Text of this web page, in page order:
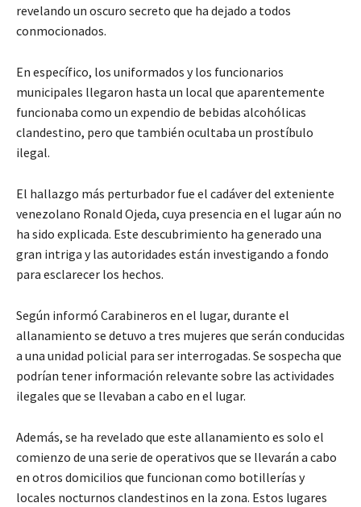
revelando un oscuro secreto que ha dejado a todos
conmocionados.
En específico, los uniformados y los funcionarios
municipales llegaron hasta un local que aparentemente
funcionaba como un expendio de bebidas alcohólicas
clandestino, pero que también ocultaba un prostíbulo
ilegal.
El hallazgo más perturbador fue el cadáver del exteniente
venezolano Ronald Ojeda, cuya presencia en el lugar aún no
ha sido explicada. Este descubrimiento ha generado una
gran intriga y las autoridades están investigando a fondo
para esclarecer los hechos.
Según informó Carabineros en el lugar, durante el
allanamiento se detuvo a tres mujeres que serán conducidas
a una unidad policial para ser interrogadas. Se sospecha que
podrían tener información relevante sobre las actividades
ilegales que se llevaban a cabo en el lugar.
Además, se ha revelado que este allanamiento es solo el
comienzo de una serie de operativos que se llevarán a cabo
en otros domicilios que funcionan como botillerías y
locales nocturnos clandestinos en la zona. Estos lugares